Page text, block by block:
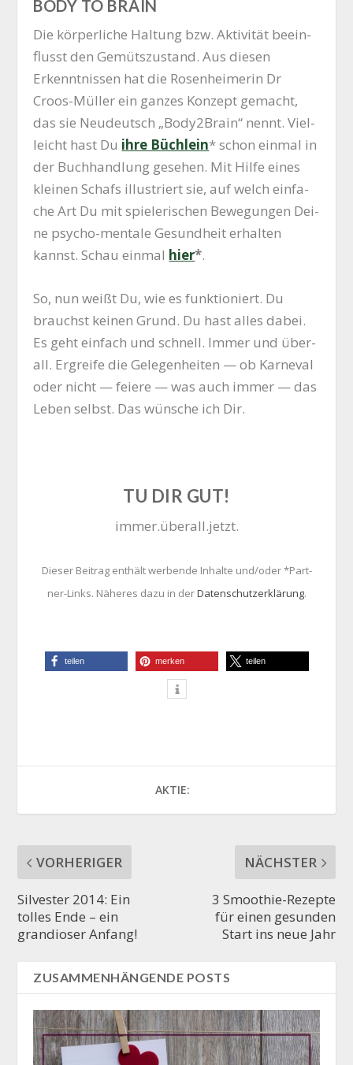
BODY TO BRAIN
Die kör­per­li­che Hal­tung bzw. Akti­vi­tät beein­
flusst den Gemüts­zu­stand. Aus die­sen
Erkennt­nis­sen hat die Rosen­hei­me­rin Dr
Croos-Mül­ler ein gan­zes Kon­zept gemacht,
das sie Neu­deutsch „Body2Brain“ nennt. Viel­
leicht hast Du ihre Büch­lein* schon ein­mal in
der Buch­hand­lung gese­hen. Mit Hil­fe eines
klei­nen Schafs illus­triert sie, auf welch ein­fa­
che Art Du mit spie­le­ri­schen Bewe­gun­gen Dei­
ne psycho-men­ta­le Gesund­heit erhal­ten
kannst. Schau ein­mal hier*.
So, nun weißt Du, wie es funk­tio­niert. Du
brauchst kei­nen Grund. Du hast alles dabei.
Es geht ein­fach und schnell. Immer und über­
all. Ergrei­fe die Gele­gen­hei­ten — ob Kar­ne­val
oder nicht — feie­re — was auch immer — das
Leben selbst. Das wün­sche ich Dir.
TU DIR GUT!
immer.überall.jetzt.
Die­ser Bei­trag ent­hält wer­ben­de Inhal­te und/oder *Part­
ner-Links. Nähe­res dazu in derDaten­schutz­er­klä­rung.
tei­len mer­ken tei­len
AKTIE:
VORHERIGER
Silvester 2014: Ein
tolles Ende – ein
grandioser Anfang!
NÄCHSTER
3 Smoothie-Rezepte
für einen gesunden
Start ins neue Jahr
ZUSAMMENHÄNGENDE POSTS